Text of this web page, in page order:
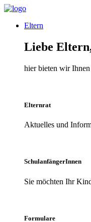
Eltern
Liebe
hier bieten wir
Elternrat
Aktuelles und
SchulanfängerInnen
Sie möchten Ihr
Formulare